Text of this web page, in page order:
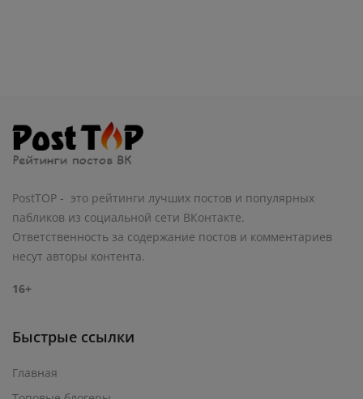
PostTOP - это рейтинги лучших постов и популярных
пабликов из социальной сети ВКонтакте.
Ответственность за содержание постов и комментариев
несут авторы контента.
16+
Быстрые ссылки
Главная